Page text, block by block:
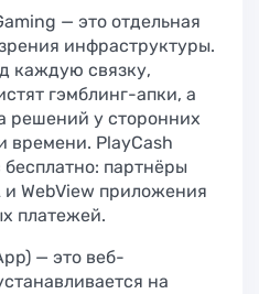
— это отдельная
инфраструктуры.
каждую связку,
гэмблинг-апки, а
решений у сторонних
времени. PlayCash
бесплатно: партнёры
и WebView приложения
платежей.
— это веб-
на